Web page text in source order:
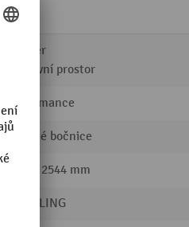
Interiér
Venkovní prostor
Performance
sklopné bočnice
2144 - 2544 mm
SCHILLING